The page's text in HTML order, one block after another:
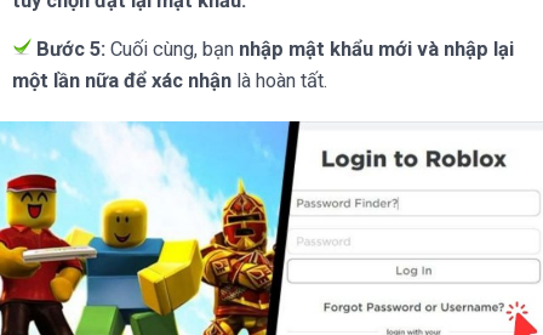
Bước 5: Cuối cùng, bạn nhập mật khẩu mới và nhập lại
một lần nữa để xác nhận là hoàn tất.